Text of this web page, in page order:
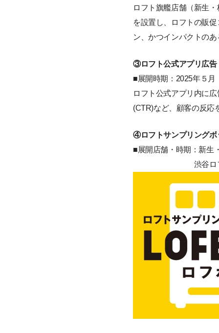
ロフト旗艦店舗（新生
を設置し、ロフトの販
ン、かつインパクトの
③ロフト公式アプリ広告
■展開時期：2025年５
ロフト公式アプリ内に
(CTR)など、顧客の反応
④ロフトサンプリングボ
■展開店舗・時期：新
渋谷ロフト・銀